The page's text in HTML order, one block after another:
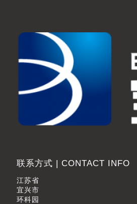
联系方式 | CONTACT INFO
江苏省
宜兴市
环科园